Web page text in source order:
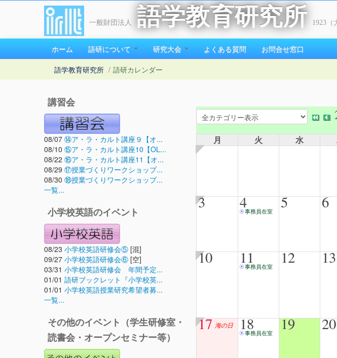
一般財団法人 語学教育研究所 1923（
ホーム 語研について 研究大会 よくある質問 お問合せ窓口
語学教育研究所 / 語研カレンダー
講習会
08/07 ⑭ア・ラ・カルト講座９【オ...
08/10 ⑮ア・ラ・カルト講座10【OL...
08/22 ⑯ア・ラ・カルト講座11【オ...
08/29 ⑰授業づくりワークショップ...
08/30 ⑱授業づくりワークショップ...
一覧...
小学校英語のイベント
08/23 小学校英語研修会⑤ [混]
09/27 小学校英語研修会⑥ [空]
03/31 小学校英語研修会 年間予定...
01/01 語研ブックレット『小学校英...
01/01 小学校英語授業研究希望者募...
一覧...
その他のイベント（学生研修室・
読書会・オープンセミナー等）
月 火 水
3 4事務員在室 5 6
10 11
事務員在室 12 13
17 海の日 18
事務員在室 19 20